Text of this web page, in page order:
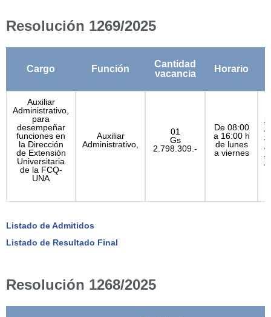
Resolución 1269/2025
Cargo Función
Cantidad
vacancia
Horario
Auxiliar
Administrativo,
para
desempeñar
funciones en
la Dirección
de Extensión
Universitaria
de la FCQ-
UNA
Auxiliar
Administrativo,
01
Gs
2.798.309.-
De 08:00
a 16:00 h
de lunes
a viernes
Listado de Admitidos
Listado de Resultado Final
Resolución 1268/2025